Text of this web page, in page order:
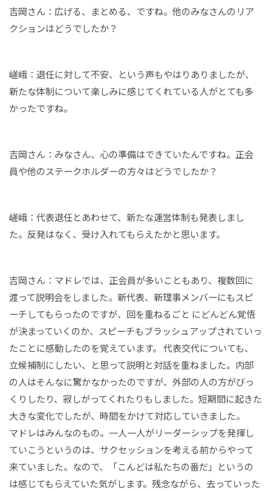
吉岡さん：広げる、まとめる、ですね。他のみなさんのリア
クションはどうでしたか？
嵯峨：退任に対して不安、という声もやはりありましたが、
新たな体制について楽しみに感じてくれている人がとても多
かったですね。
吉岡さん：みなさん、心の準備はできていたんですね。正会
員や他のステークホルダーの方々はどうでしたか？
嵯峨：代表退任とあわせて、新たな運営体制も発表しまし
た。反発はなく、受け入れてもらえたかと思います。
吉岡さん：マドレでは、正会員が多いこともあり、複数回に
渡って説明会をしました。新代表、新理事メンバーにもスピ
ーチしてもらったのですが、回を重ねるごと にどんどん覚悟
が決まっていくのか、スピーチもブラッシュアップされていっ
たことに感動したのを覚えています。 代表交代についても、
立候補制にしたい、と思って説明と対話を重ねました。内部
の人はそんなに驚かなかったのですが、外部の人の方がびっ
くりしたり、寂しがってくれたりもしました。短期間に起きた
大きな変化でしたが、時間をかけて対応していきました。
マドレはみんなのもの。一人一人がリーダーシップを発揮し
ていこうというのは、サクセッションを考える前からやって
来ていました。なので、「こんどは私たちの番だ」というの
は感じてもらえていた気がします。残念ながら、去っていった